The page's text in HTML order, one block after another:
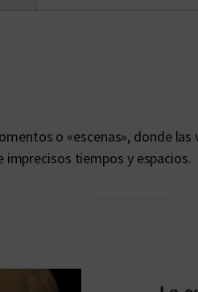
o «escenas», donde
tiempos y espacios.